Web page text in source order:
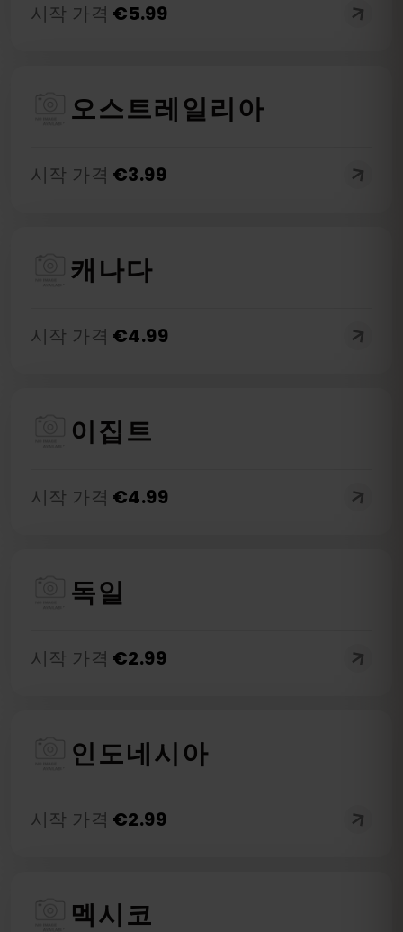
시작 가격 €5.99
오스트레일리아
시작 가격 €3.99
캐나다
시작 가격 €4.99
이집트
시작 가격 €4.99
독일
시작 가격 €2.99
인도네시아
시작 가격 €2.99
멕시코